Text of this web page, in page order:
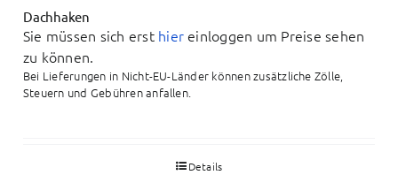
Dachhaken
Sie müssen sich erst hier einloggen um Preise sehen
zu können.
Bei Lieferungen in Nicht-EU-Länder können zusätzliche Zölle,
Steuern und Gebühren anfallen.
Details